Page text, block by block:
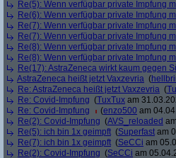
Re(5): Wenn verfügbar private Impfung
Re(6): Wenn verfügbar private Impfung
Re(7): Wenn verfügbar private Impfung
Re(7): Wenn verfügbar private Impfung
Re(8): Wenn verfügbar private Impfung
Re(8): Wenn verfügbar private Impfung
Re(17): AstraZeneca wirkt kaum gegen
AstraZeneca heißt jetzt Vaxzevria (
Re: AstraZeneca heißt jetzt Vaxzevria (
Re: Covid-Impfung (TuxTux am
Re: Covid-Impfung
(enzo500 am
Re(2): Covid-Impfung (AVS_reloaded
Re(5): ich bin 1x geimpft (Superfast am
Re(7): ich bin 1x geimpft (SeCCi am
Re(2): Covid-Impfung (SeCCi am